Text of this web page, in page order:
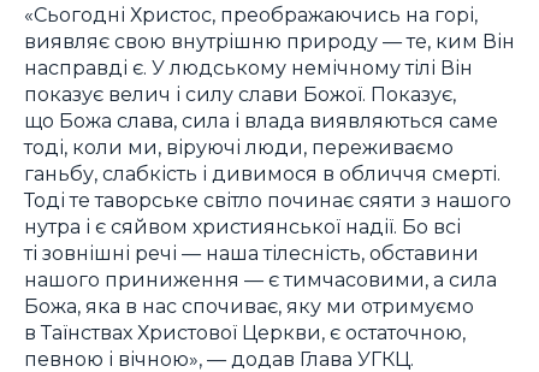
«Сьогодні Христос, преображаючись на горі,
виявляє свою внутрішню природу — те, ким Він
насправді є. У людському немічному тілі Він
показує велич і силу слави Божої. Показує,
що Божа слава, сила і влада виявляються саме
тоді, коли ми, віруючі люди, переживаємо
ганьбу, слабкість і дивимося в обличчя смерті.
Тоді те таворське світло починає сяяти з нашого
нутра і є сяйвом християнської надії. Бо всі
ті зовнішні речі — наша тілесність, обставини
нашого приниження — є тимчасовими, а сила
Божа, яка в нас спочиває, яку ми отримуємо
в Таїнствах Христової Церкви, є остаточною,
певною і вічною», — додав Глава УГКЦ.